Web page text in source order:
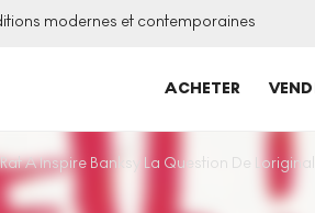
modernes et contemporaines
ACHETER
A Inspire Banksy La Question De